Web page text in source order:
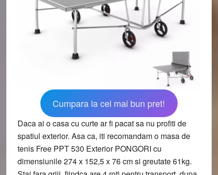
Cumpara la cel mai bun pret!
Daca ai o casa cu curte ar fi pacat sa nu profiti de
spatiul exterior. Asa ca, iti recomandam o masa de
tenis Free PPT 530 Exterior PONGORI cu
dimensiunile 274 x 152,5 x 76 cm si greutate 61kg.